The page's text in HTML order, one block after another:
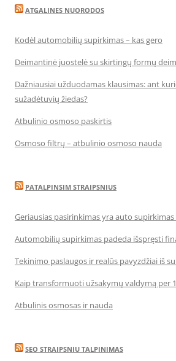
ATGALINES NUORODOS
Kodėl automobilių supirkimas – kas gero
Deimantinė juostelė su skirtingų formų
Dažniausiai užduodamas klausimas: ant
sužadėtuvių žiedas?
Atbulinio osmoso paskirtis
Osmoso filtrų – atbulinio osmoso nauda
PATALPINSIM STRAIPSNIUS
Geriausias pasirinkimas yra auto supirkimas
Automobilių supirkimas padeda išspręsti
Tekinimo paslaugos ir realūs pavyzdžiai iš
Kaip transformuoti užsakymų valdymą per
Atbulinis osmosas ir nauda
SEO STRAIPSNIU TALPINIMAS